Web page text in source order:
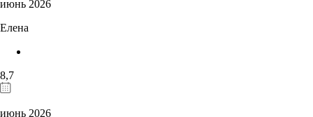
июнь 2026
Елена
8,7
июнь 2026